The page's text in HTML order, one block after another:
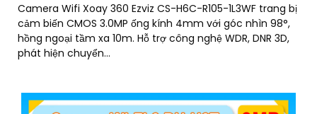
Camera Wifi Xoay 360 Ezviz CS-H6C-R105-1L3WF trang bị
cảm biến CMOS 3.0MP ống kính 4mm với góc nhìn 98°,
hồng ngoại tầm xa 10m. Hỗ trợ công nghệ WDR, DNR 3D,
phát hiện chuyển...